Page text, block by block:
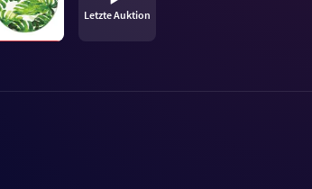
Letzte Auktion